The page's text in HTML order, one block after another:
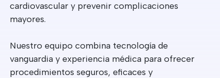
cardiovascular y prevenir complicaciones
mayores.
Nuestro equipo combina tecnología de
vanguardia y experiencia médica para ofrecer
procedimientos seguros, eficaces y